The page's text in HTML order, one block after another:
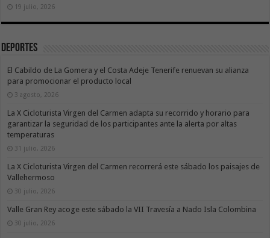
19 julio, 2026
Deportes
El Cabildo de La Gomera y el Costa Adeje Tenerife renuevan su alianza
para promocionar el producto local
3 agosto, 2026
La X Cicloturista Virgen del Carmen adapta su recorrido y horario para
garantizar la seguridad de los participantes ante la alerta por altas
temperaturas
31 julio, 2026
La X Cicloturista Virgen del Carmen recorrerá este sábado los paisajes de
Vallehermoso
30 julio, 2026
Valle Gran Rey acoge este sábado la VII Travesía a Nado Isla Colombina
30 julio, 2026